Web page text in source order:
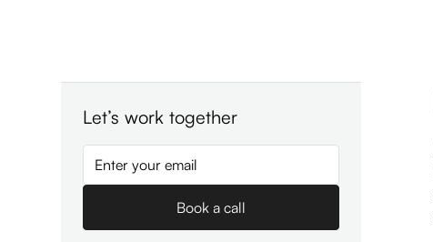
Let’s work together